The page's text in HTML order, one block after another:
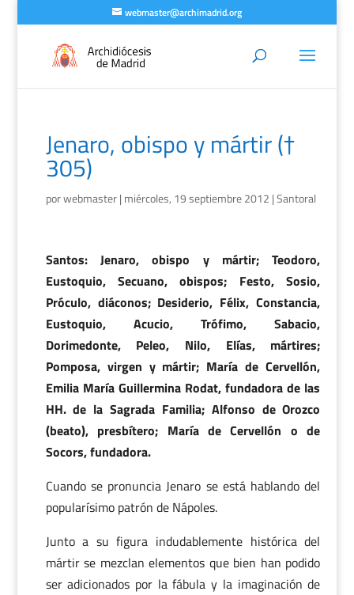
webmaster@archimadrid.org
Jenaro, obispo y mártir (†
305)
porwebmaster| miércoles, 19 septiembre 2012 |Santoral
Santos: Jenaro, obispo y mártir; Teodoro,
Eustoquio, Secuano, obispos; Festo, Sosio,
Próculo, diáconos; Desiderio, Félix, Constancia,
Eustoquio, Acucio, Trófimo, Sabacio,
Dorimedonte, Peleo, Nilo, Elías, mártires;
Pomposa, virgen y mártir; María de Cervellón,
Emilia María Guillermina Rodat, fundadora de las
HH. de la Sagrada Familia; Alfonso de Orozco
(beato), presbítero; María de Cervellón o de
Socors, fundadora.
Cuando se pronuncia Jenaro se está hablando del
popularísimo patrón de Nápoles.
Junto a su figura indudablemente histórica del
mártir se mezclan elementos que bien han podido
ser adicionados por la fábula y la imaginación de